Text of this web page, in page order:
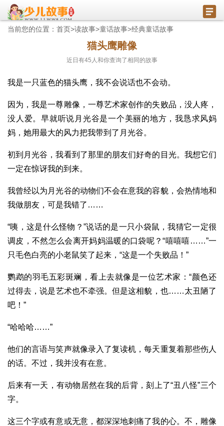
当前您的位置： 首页>读故事>童话故事>经典童话故事
猫头鹰雕像
近日有45 人和你查询了相同的故事
我是一只蓝色的猫头鹰，我不会说话也不会动。
因为，我是一尊雕像，一尊艺术家创作的失败品，没人疼，
没人爱。早就听说月光谷是一个美丽的地方，我恳求风妈
妈，她用最大的风力把我带到了月光谷。
初到月光谷，我看到了那里的朋友们好奇的目光。我想它们
一定在惊讶我的到来。
我曾经以为月光谷的动物们不会在意我的容貌，会热情地和
我做朋友，可是我错了……
“咦，这是什么怪物？”说话的是一只小袋鼠，我猜它一定很
调皮，不然怎么会离开妈妈温暖的口袋呢？“嘻嘻嘻……”一
只毛色白亮的小老鼠笑了起来，“这是一个失败品！”
鹦鹉的羽毛五彩斑斓，看上去就像是一位艺术家：“颜色还
过得去，说是艺术也不牵强。但是这相貌，也……太丑陋了
吧！”
“哈哈哈……”
他们的言语与笑声就像录入了复读机，每天重复着那些伤人
的话。不过，我并没有在意。
后来有一天，有动物居然在我的后背，刻上了“丑八怪”三个
字。
这三个字或有意或无意，都深深地刺痛了我的心。不，雕像